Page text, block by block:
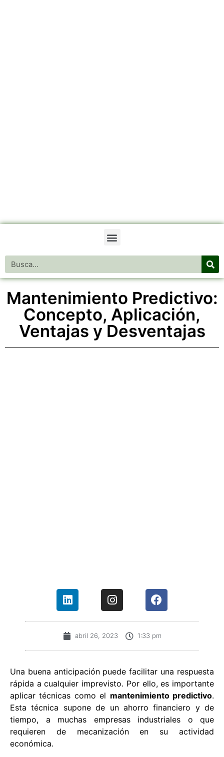
Mantenimiento Predictivo:
Concepto, Aplicación,
Ventajas y Desventajas
abril 26, 2023 1:33 pm
Una buena anticipación puede facilitar una respuesta
rápida a cualquier imprevisto. Por ello, es importante
aplicar técnicas como el mantenimiento predictivo.
Esta técnica supone de un ahorro financiero y de
tiempo, a muchas empresas industriales o que
requieren de mecanización en su actividad
económica.